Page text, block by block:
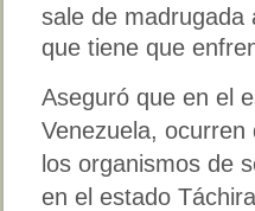
sale de madrugada
que tiene que
Aseguró que en el
Venezuela,
los organismos de
en el estado